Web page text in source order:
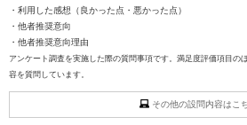
・利用した感想（良かった点・悪かった点）
・他者推奨意向
・他者推奨意向理由
アンケート調査を実施した際の質問事項です。満足度評価項目の
容を質問しています。
その他の設問内容はこ